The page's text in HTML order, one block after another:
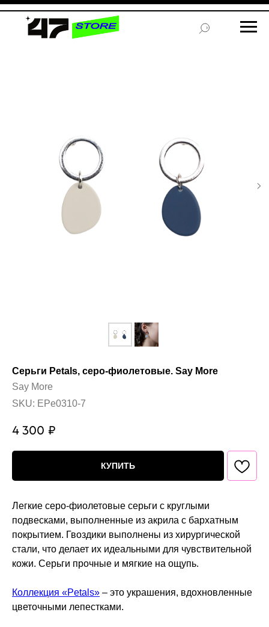
Серьги Petals, серо-фиолетовые. Say More
Say More
SKU: EPe0310-7
4 300 ₽
КУПИТЬ
Легкие серо-фиолетовые серьги с круглыми
подвесками, выполненные из акрила с бархатным
покрытием. Гвоздики выполнены из хирургической
стали, что делает их идеальными для чувствительной
кожи. Серьги прочные и мягкие на ощупь.
Коллекция «Petals» – это украшения, вдохновленные
цветочными лепестками.